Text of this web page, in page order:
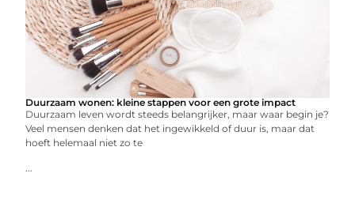
Duurzaam wonen: kleine stappen voor een grote impact
Duurzaam leven wordt steeds belangrijker, maar waar begin je?
Veel mensen denken dat het ingewikkeld of duur is, maar dat
hoeft helemaal niet zo te
...